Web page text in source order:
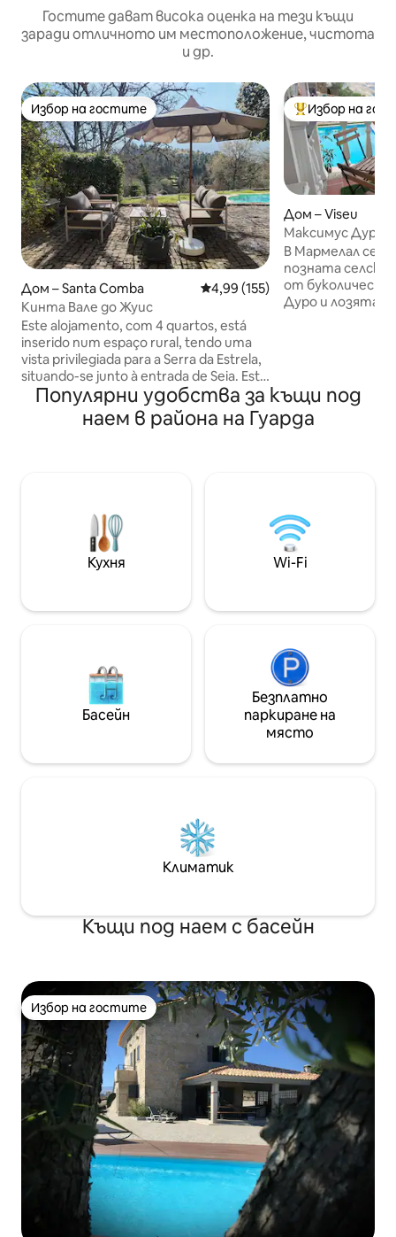
Гостите дават висока оценка на тези къщи
заради отличното им местоположение, чистота
и др.
Избор на гостите
Избор на гостите
Дом – Santa Comba Средна оценка: 4,99 от 5,
4,99 (155)
Кинта Вале до Жуис
Este alojamento, com 4 quartos, está
inserido num espaço rural, tendo uma
vista privilegiada para a Serra da Estrela,
situando-se junto à entrada de Seia. Este
espaço permite visualizar paisagens
vinhas da região, podendo ser
típicos como o Queijo da Serra da Estrela
e o requeijão.
Най-популярен
Избор на
Дом – Viseu
Максимус Дуро
В Мармелал се
позната селска
от
Дуро и лозята.
в Порто или
предпочитате,
Популярни удобства за къщи под
наем в района на Гуарда
Кухня Wi-Fi
Басейн
Безплатно
паркиране на
място
Климатик
Къщи под наем с басейн
Избор на гостите
Избор на гостите